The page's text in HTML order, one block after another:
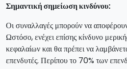
Σημαντική σημείωση κινδύνου:
Οι συναλλαγές μπορούν να
Ωστόσο, ενέχει επίσης κίνδυνο
κεφαλαίων και θα πρέπει να
επενδυτές. Περίπου το 70% των